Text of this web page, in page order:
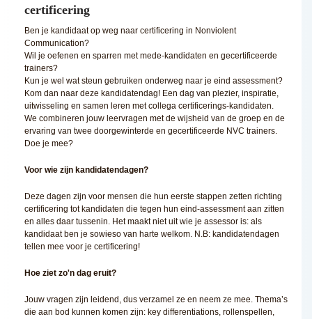
certificering
Ben je kandidaat op weg naar certificering in Nonviolent
Communication?
Wil je oefenen en sparren met mede-kandidaten en gecertificeerde
trainers?
Kun je wel wat steun gebruiken onderweg naar je eind assessment?
Kom dan naar deze kandidatendag! Een dag van plezier, inspiratie,
uitwisseling en samen leren met collega certificerings-kandidaten.
We combineren jouw leervragen met de wijsheid van de groep en de
ervaring van twee doorgewinterde en gecertificeerde NVC trainers.
Doe je mee?
Voor wie zijn kandidatendagen?
Deze dagen zijn voor mensen die hun eerste stappen zetten richting
certificering tot kandidaten die tegen hun eind-assessment aan zitten
en alles daar tussenin. Het maakt niet uit wie je assessor is: als
kandidaat ben je sowieso van harte welkom. N.B: kandidatendagen
tellen mee voor je certificering!
Hoe ziet zo'n dag eruit?
Jouw vragen zijn leidend, dus verzamel ze en neem ze mee. Thema’s
die aan bod kunnen komen zijn: key differentiations, rollenspellen,